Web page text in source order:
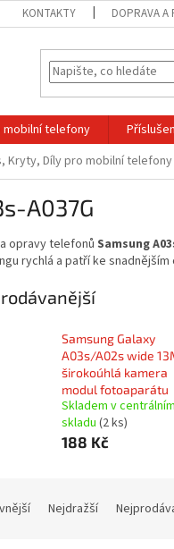
KONTAKTY DOPRAVA A
mobilní telefony
Kryty, Díly pro mobilní telefony
A037G
opravy telefonů Samsung
rychlá a patří ke snadnějším
Samsung Galaxy
A03s/A02s wide
širokoúhlá kamera
modul fotoaparátu
Skladem v centrálním
skladu (2 ks)
188 Kč
Nejdražší